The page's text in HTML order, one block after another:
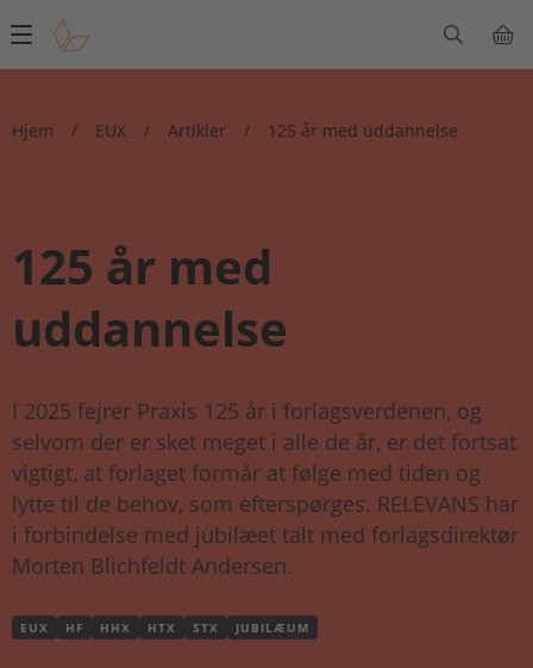
Main
navigation
Hjem / EUX / Artikler / 125 år med uddannelse
125 år med
uddannelse
EUX HF HHX HTX STX JUBILÆUM
I 2025 fejrer Praxis 125 år i forlagsverdenen, og
selvom der er sket meget i alle de år, er det fortsat
vigtigt, at forlaget formår at følge med tiden og
lytte til de behov, som efterspørges. RELEVANS har
i forbindelse med jubilæet talt med forlagsdirektør
Morten Blichfeldt Andersen.